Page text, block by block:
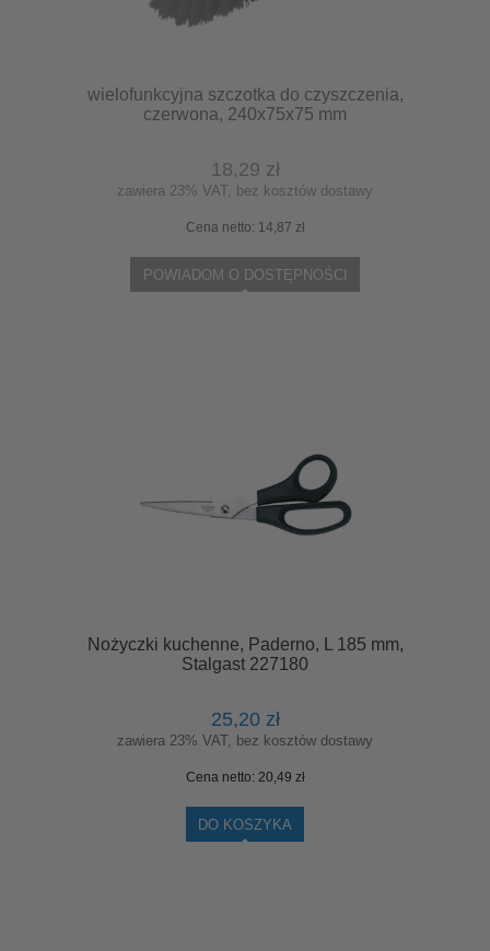
wielofunkcyjna szczotka do czyszczenia,
czerwona, 240x75x75 mm
18,29 zł
zawiera 23% VAT, bez kosztów dostawy
Cena netto: 14,87 zł
POWIADOM O DOSTĘPNOŚCI
Nożyczki kuchenne, Paderno, L 185 mm,
Stalgast 227180
25,20 zł
zawiera 23% VAT, bez kosztów dostawy
Cena netto: 20,49 zł
DO KOSZYKA